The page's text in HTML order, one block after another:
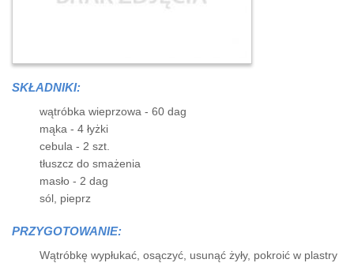
SKŁADNIKI:
wątróbka wieprzowa - 60 dag
mąka - 4 łyżki
cebula - 2 szt.
tłuszcz do smażenia
masło - 2 dag
sól, pieprz
PRZYGOTOWANIE:
Wątróbkę wypłukać, osączyć, usunąć żyły, pokroić w plastry